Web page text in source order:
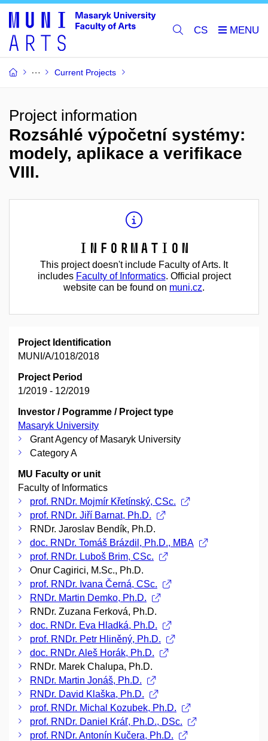
CS
Current Projects
Project information
Rozsáhlé výpočetní systémy:
modely, aplikace a verifikace
VIII.
Information
This project doesn't include Faculty of Arts. It
includes Faculty of Informatics. Official project
website can be found on muni.cz.
Project Identification
MUNI/A/1018/2018
Project Period
1/2019 - 12/2019
Investor / Pogramme / Project type
Masaryk University
Grant Agency of Masaryk University
Category A
MU Faculty or unit
Faculty of Informatics
prof. RNDr. Mojmír Křetínský, CSc.
prof. RNDr. Jiří Barnat, Ph.D.
RNDr. Jaroslav Bendík, Ph.D.
doc. RNDr. Tomáš Brázdil, Ph.D., MBA
prof. RNDr. Luboš Brim, CSc.
Onur Cagirici, M.Sc., Ph.D.
prof. RNDr. Ivana Černá, CSc.
RNDr. Martin Demko, Ph.D.
RNDr. Zuzana Ferková, Ph.D.
doc. RNDr. Eva Hladká, Ph.D.
prof. RNDr. Petr Hliněný, Ph.D.
doc. RNDr. Aleš Horák, Ph.D.
RNDr. Marek Chalupa, Ph.D.
RNDr. Martin Jonáš, Ph.D.
RNDr. David Klaška, Ph.D.
prof. RNDr. Michal Kozubek, Ph.D.
prof. RNDr. Daniel Kráľ, Ph.D., DSc.
prof. RNDr. Antonín Kučera, Ph.D.